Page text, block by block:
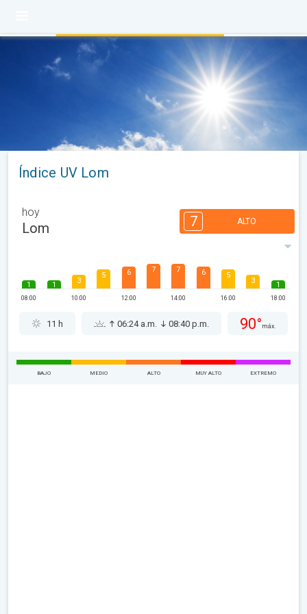
Índice UV Lom
hoy
Lom 7 ALTO
1
08:00
1 3
10:00
5 6
12:00
7 7
14:00
6 5
16:00
3 1
18:00
11 h 06:24 a.m. 08:40 p.m. 90° máx.
BAJO MEDIO ALTO MUY ALTO EXTREMO